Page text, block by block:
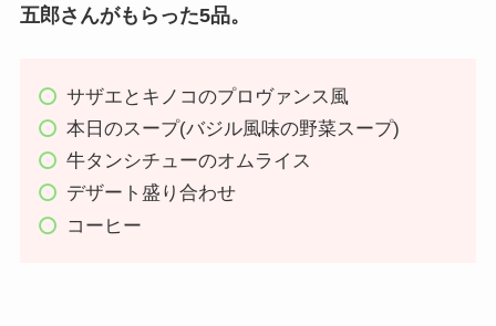
五郎さんがもらった5品。
サザエとキノコのプロヴァンス風
本日のスープ(バジル風味の野菜スープ)
牛タンシチューのオムライス
デザート盛り合わせ
コーヒー